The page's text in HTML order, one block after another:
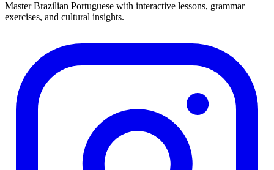
Master Brazilian Portuguese with interactive lessons, grammar
exercises, and cultural insights.